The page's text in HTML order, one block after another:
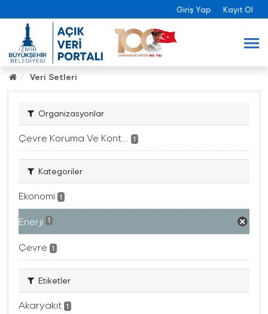
Giriş Yap Kayıt Ol
Veri Setleri
Organizasyonlar
Çevre Koruma Ve Kont... 1
Kategoriler
Ekonomi 1
Enerji 1
Çevre 1
Etiketler
Akaryakıt 1